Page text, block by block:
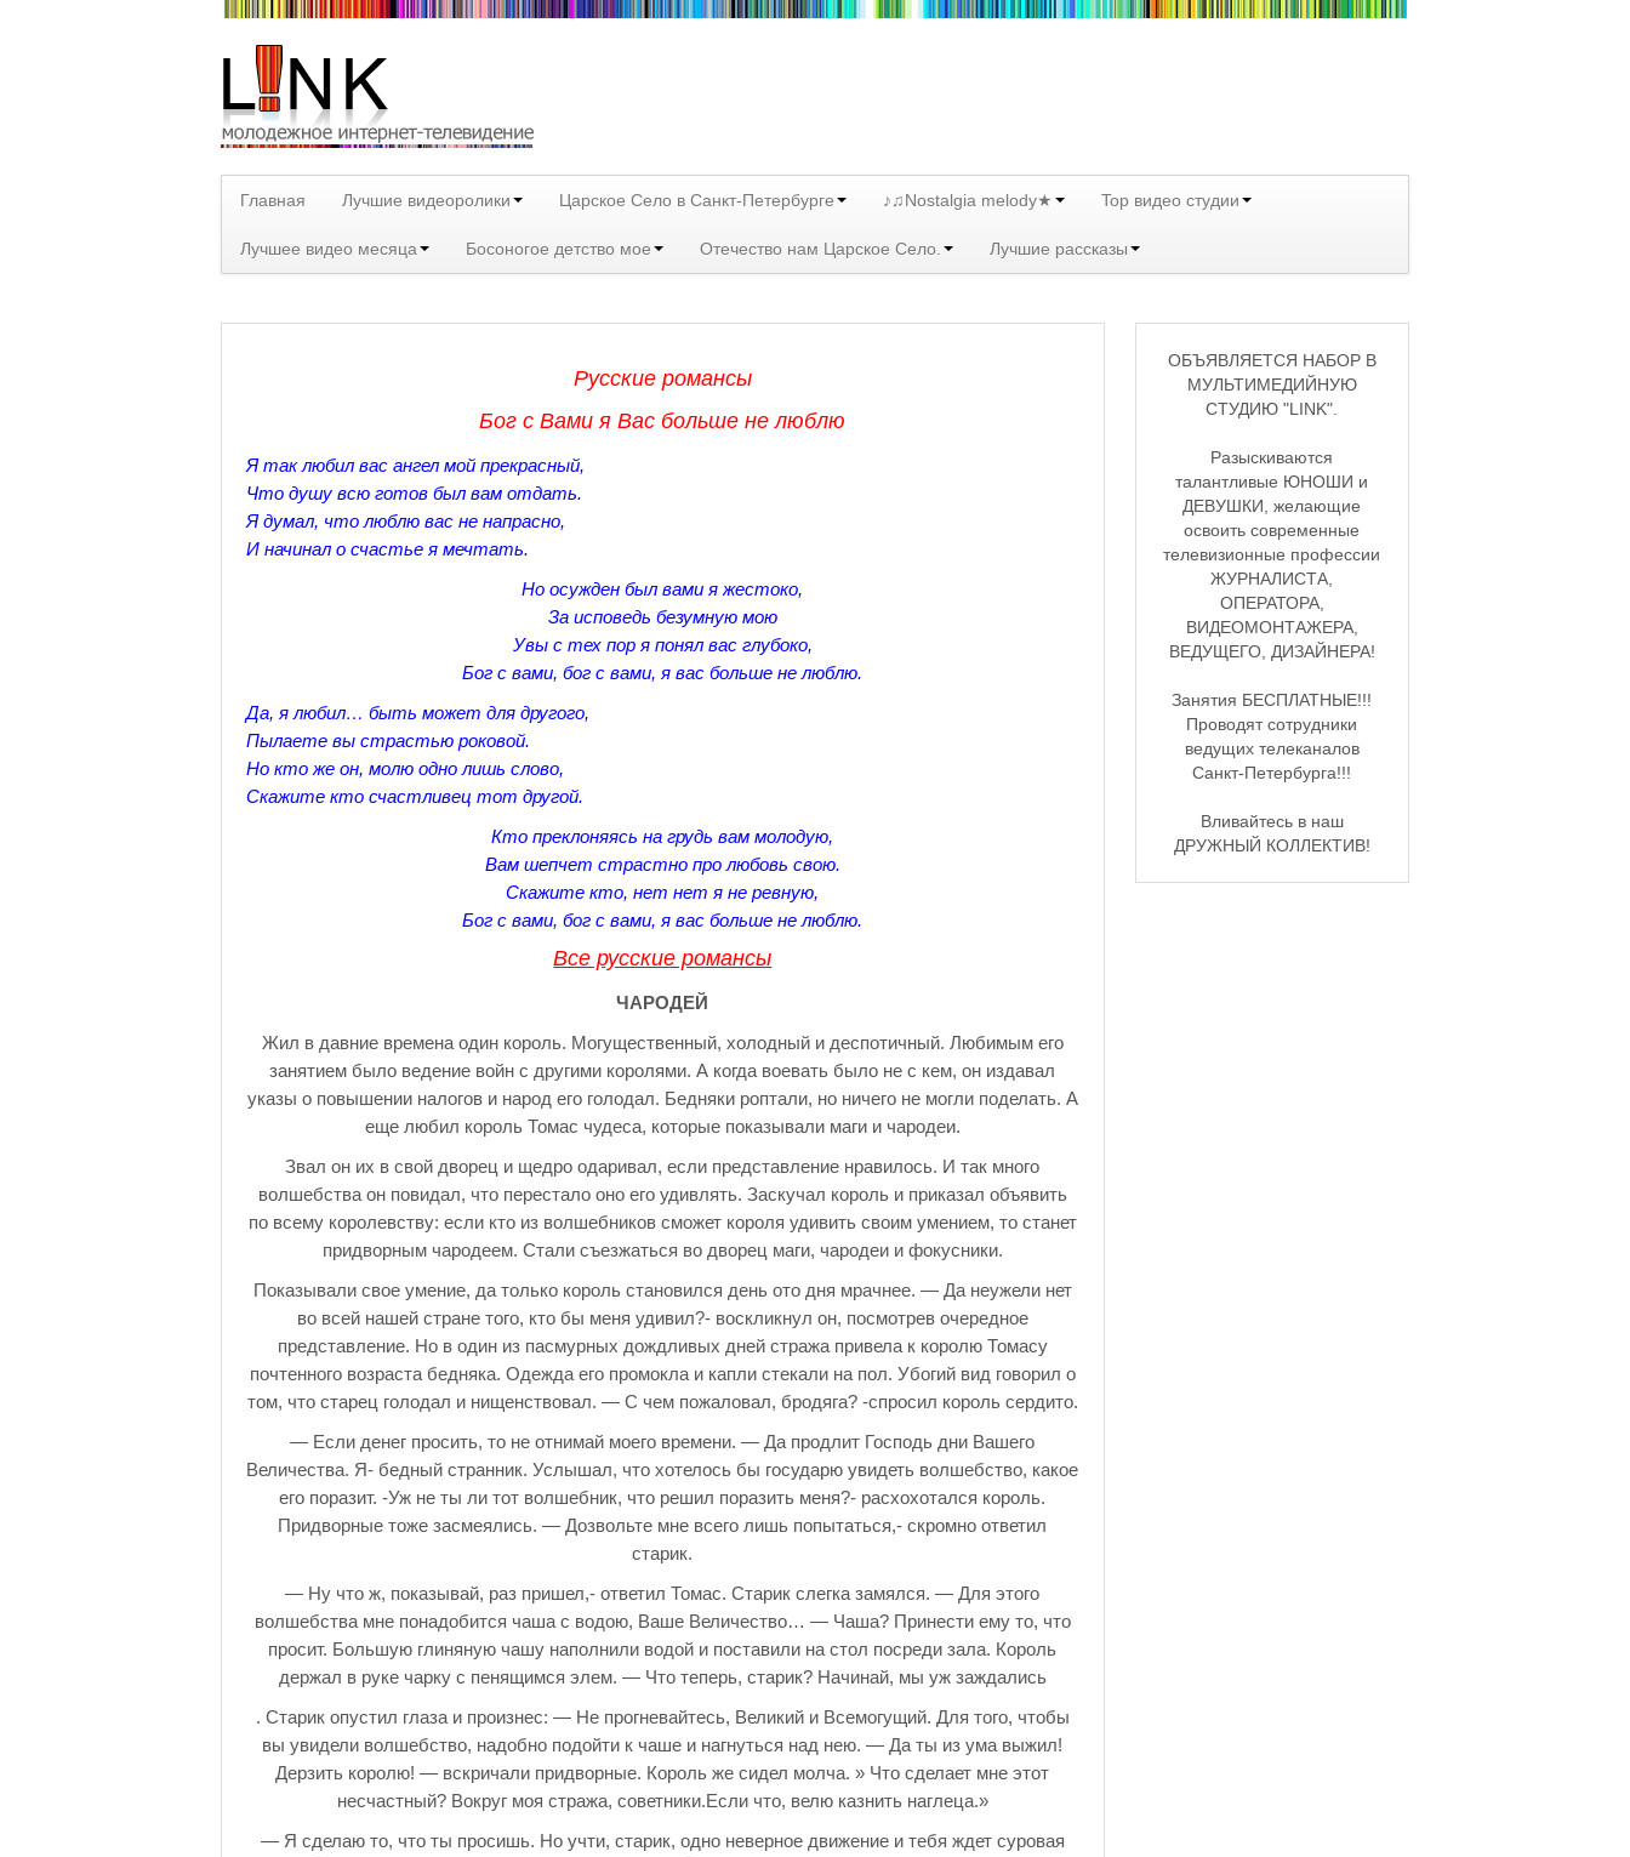
Главная Лучшие видеоролики Царское Село в Санкт-Петербурге ♪♫Nostalgia melody★ Top видео студии
Лучшее видео месяца Босоногое детство мое Отечество нам Царское Село. Лучшие рассказы
Русские романсы
Бог с Вами я Вас больше не люблю
Я так любил вас ангел мой прекрасный,
Что душу всю готов был вам отдать.
Я думал, что люблю вас не напрасно,
И начинал о счастье я мечтать.
Но осужден был вами я жестоко,
За исповедь безумную мою
Увы с тех пор я понял вас глубоко,
Бог с вами, бог с вами, я вас больше не люблю.
Да, я любил… быть может для другого,
Пылаете вы страстью роковой.
Но кто же он, молю одно лишь слово,
Скажите кто счастливец тот другой.
Кто преклоняясь на грудь вам молодую,
Вам шепчет страстно про любовь свою.
Скажите кто, нет нет я не ревную,
Бог с вами, бог с вами, я вас больше не люблю.
Все русские романсы
ЧАРОДЕЙ
Жил в давние времена один король. Могущественный, холодный и деспотичный. Любимым его
занятием было ведение войн с другими королями. А когда воевать было не с кем, он издавал
указы о повышении налогов и народ его голодал. Бедняки роптали, но ничего не могли поделать. А
еще любил король Томас чудеса, которые показывали маги и чародеи.
Звал он их в свой дворец и щедро одаривал, если представление нравилось. И так много
волшебства он повидал, что перестало оно его удивлять. Заскучал король и приказал объявить
по всему королевству: если кто из волшебников сможет короля удивить своим умением, то станет
придворным чародеем. Стали съезжаться во дворец маги, чародеи и фокусники.
Показывали свое умение, да только король становился день ото дня мрачнее. — Да неужели нет
во всей нашей стране того, кто бы меня удивил?- воскликнул он, посмотрев очередное
представление. Но в один из пасмурных дождливых дней стража привела к королю Томасу
почтенного возраста бедняка. Одежда его промокла и капли стекали на пол. Убогий вид говорил о
том, что старец голодал и нищенствовал. — С чем пожаловал, бродяга? -спросил король сердито.
— Если денег просить, то не отнимай моего времени. — Да продлит Господь дни Вашего
Величества. Я- бедный странник. Услышал, что хотелось бы государю увидеть волшебство, какое
его поразит. -Уж не ты ли тот волшебник, что решил поразить меня?- расхохотался король.
Придворные тоже засмеялись. — Дозвольте мне всего лишь попытаться,- скромно ответил
старик.
— Ну что ж, показывай, раз пришел,- ответил Томас. Старик слегка замялся. — Для этого
волшебства мне понадобится чаша с водою, Ваше Величество… — Чаша? Принести ему то, что
просит. Большую глиняную чашу наполнили водой и поставили на стол посреди зала. Король
держал в руке чарку с пенящимся элем. — Что теперь, старик? Начинай, мы уж заждались
. Старик опустил глаза и произнес: — Не прогневайтесь, Великий и Всемогущий. Для того, чтобы
вы увидели волшебство, надобно подойти к чаше и нагнуться над нею. — Да ты из ума выжил!
Дерзить королю! — вскричали придворные. Король же сидел молча. » Что сделает мне этот
несчастный? Вокруг моя стража, советники.Если что, велю казнить наглеца.»
— Я сделаю то, что ты просишь. Но учти, старик, одно неверное движение и тебя ждет суровая
ОБЪЯВЛЯЕТСЯ НАБОР В
МУЛЬТИМЕДИЙНУЮ
СТУДИЮ "LINK".
Разыскиваются
талантливые ЮНОШИ и
ДЕВУШКИ, желающие
освоить современные
телевизионные профессии
ЖУРНАЛИСТА,
ОПЕРАТОРА,
ВИДЕОМОНТАЖЕРА,
ВЕДУЩЕГО, ДИЗАЙНЕРА!
Занятия БЕСПЛАТНЫЕ!!!
Проводят сотрудники
ведущих телеканалов
Санкт-Петербурга!!!
Вливайтесь в наш
ДРУЖНЫЙ КОЛЛЕКТИВ!